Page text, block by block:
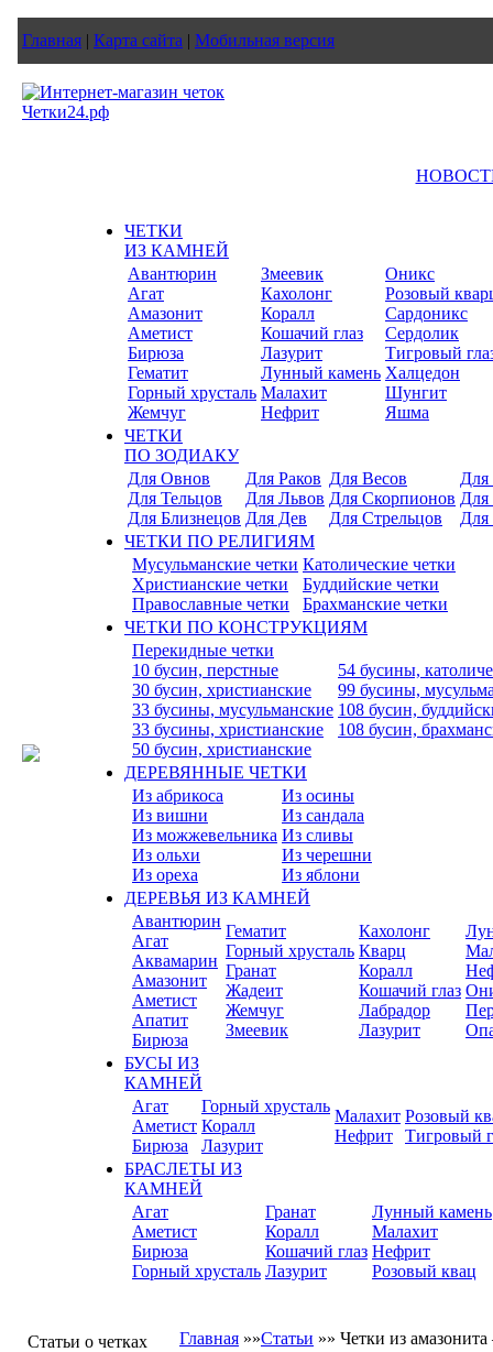
Главная | Карта сайта | Мобильная версия
ЧЕТКИ
ИЗ КАМНЕЙ
Авантюрин
Агат
Амазонит
Аметист
Бирюза
Гематит
Горный хрусталь
Жемчуг
Змеевик
Кахолонг
Коралл
Кошачий глаз
Лазурит
Лунный камень
Малахит
Нефрит
Оникс
Розовый
Сардоникс
Сердолик
Тигровый
Халцедон
Шунгит
Яшма
ЧЕТКИ
ПО ЗОДИАКУ
Для Овнов
Для Тельцов
Для Близнецов
Для Раков
Для Львов
Для Дев
Для Весов
Для Скорпионов
Для Стрельцов
Для
Для
ЧЕТКИ ПО РЕЛИГИЯМ
Мусульманские четки
Христианские четки
Православные четки
Католические четки
Буддийские четки
Брахманские четки
ЧЕТКИ ПО КОНСТРУКЦИЯМ
Перекидные четки
10 бусин, перстные
30 бусин, христианские
33 бусины, мусульманские
33 бусины, христианские
50 бусин, христианские
54 бусины,
99 бусины,
108 бусин,
108 бусин,
ДЕРЕВЯННЫЕ ЧЕТКИ
Из абрикоса
Из вишни
Из можжевельника
Из ольхи
Из ореха
Из осины
Из сандала
Из сливы
Из черешни
Из яблони
ДЕРЕВЬЯ ИЗ КАМНЕЙ
Авантюрин
Агат
Аквамарин
Амазонит
Аметист
Апатит
Бирюза
Гематит
Горный хрусталь
Гранат
Жадеит
Жемчуг
Змеевик
Кахолонг
Кварц
Коралл
Кошачий глаз
Лабрадор
Лазурит
БУСЫ ИЗ
КАМНЕЙ
Агат
Аметист
Бирюза
Горный хрусталь
Коралл
Лазурит
Малахит
Нефрит
Розовый
Тигровый
БРАСЛЕТЫ ИЗ
КАМНЕЙ
Агат
Аметист
Бирюза
Горный хрусталь
Гранат
Коралл
Кошачий глаз
Лазурит
Лунный камень
Малахит
Нефрит
Розовый квац
Статьи о четках Главная »»Статьи »» Четки из